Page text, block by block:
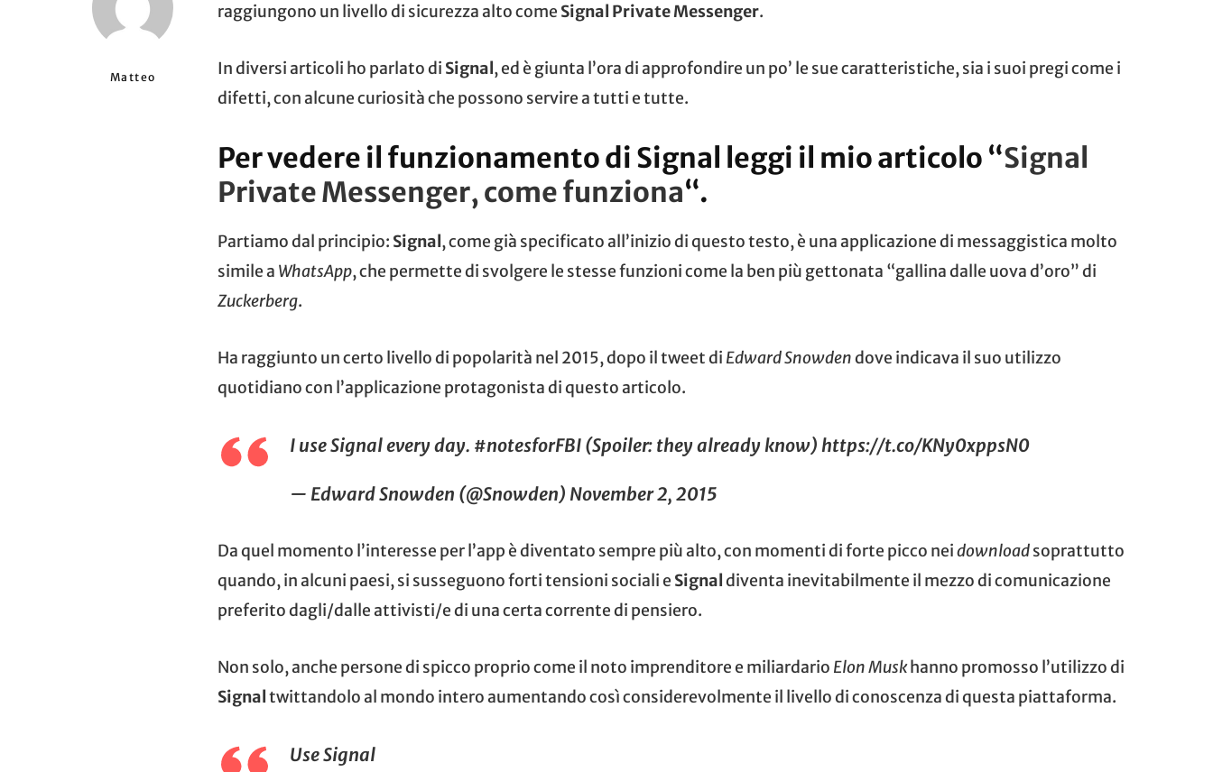
Matteo
raggiungono un livello di sicurezza alto come Signal Private Messenger.
In diversi articoli ho parlato di Signal , ed è giunta l’ora di approfondire un po’ le sue caratteristiche, sia i suoi pregi come i
difetti, con alcune curiosità che possono servire a tutti e tutte.
Per vedere il funzionamento di Signal leggi il mio articolo “Signal
Private Messenger, come funziona“.
Partiamo dal principio: Signal , come già specificato all’inizio di questo testo, è una applicazione di messaggistica molto
simile a WhatsApp, che permette di svolgere le stesse funzioni come la ben più gettonata “gallina dalle uova d’oro” di
Zuckerberg.
Ha raggiunto un certo livello di popolarità nel 2015, dopo il tweet di Edward Snowdendove indicava il suo utilizzo
quotidiano con l’applicazione protagonista di questo articolo.
I use Signal every day. #notesforFBI (Spoiler: they already know) https://t.co/KNy0xppsN0
— Edward Snowden (@Snowden) November 2, 2015
Da quel momento l’interesse per l’app è diventato sempre più alto, con momenti di forte picco neidownloadsoprattutto
quando, in alcuni paesi, si susseguono forti tensioni sociali e Signal diventa inevitabilmente il mezzo di comunicazione
preferito dagli/dalle attivisti/e di una certa corrente di pensiero.
Non solo, anche persone di spicco proprio come il noto imprenditore e miliardario Elon Muskhanno promosso l’utilizzo di
Signal twittandolo al mondo intero aumentando così considerevolmente il livello di conoscenza di questa piattaforma.
Use Signal